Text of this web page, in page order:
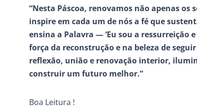
“Nesta Páscoa, renovamos não apenas
inspire em cada um de nós a fé que
ensina a Palavra — ‘Eu sou a ressurreição
força da reconstrução e na beleza de
reflexão, união e renovação interior,
construir um futuro melhor.”
Boa Leitura !